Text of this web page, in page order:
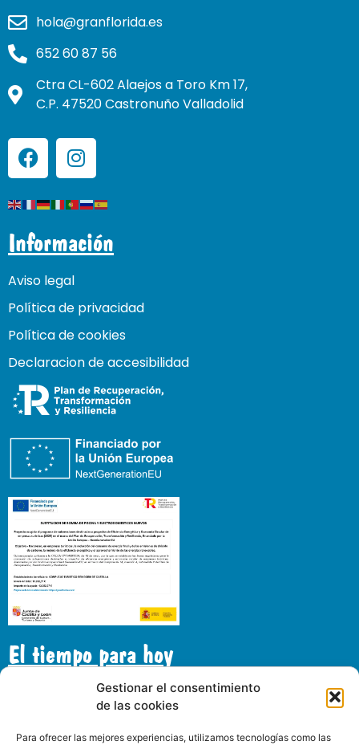
Gestionar el consentimiento
de las cookies
Para ofrecer las mejores experiencias, utilizamos tecnologías como las
hola@granflorida.es
652 60 87 56
Ctra CL-602 Alaejos a Toro Km 17,
C.P. 47520 Castronuño Valladolid
Información
Aviso legal
Política de privacidad
Política de cookies
Declaracion de accesibilidad
El tiempo para hoy
Gran Florida